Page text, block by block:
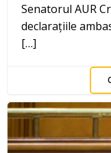
Senatorul AUR
declarațiile
[…]